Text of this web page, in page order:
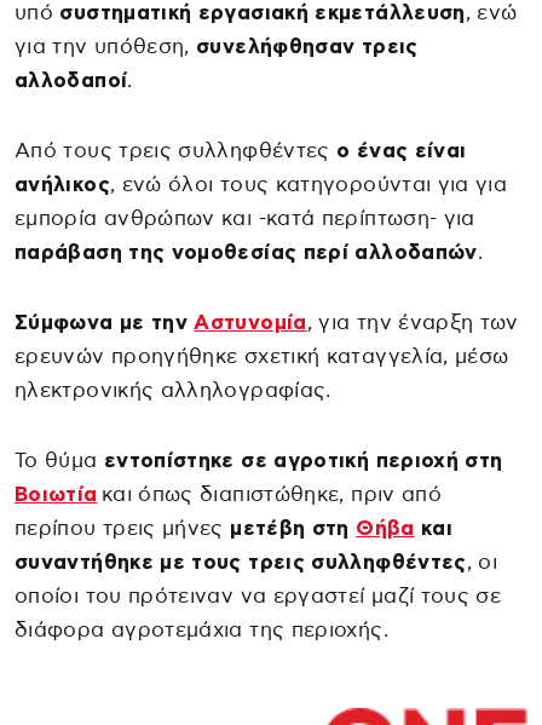
υπό συστηματική εργασιακή εκμετάλλευση, ενώ
για την υπόθεση, συνελήφθησαν τρεις
αλλοδαποί.
Από τους τρεις συλληφθέντες ο ένας είναι
ανήλικος, ενώ όλοι τους κατηγορούνται για για
εμπορία ανθρώπων και -κατά περίπτωση- για
παράβαση της νομοθεσίας περί αλλοδαπών.
Σύμφωνα με τηνΑστυνομία, για την έναρξη των
ερευνών προηγήθηκε σχετική καταγγελία, μέσω
ηλεκτρονικής αλληλογραφίας.
Το θύμα εντοπίστηκε σε αγροτική περιοχή στη
Βοιωτία και όπως διαπιστώθηκε, πριν από
περίπου τρεις μήνες μετέβη στη Θήβα και
συναντήθηκε με τους τρεις συλληφθέντες, οι
οποίοι του πρότειναν να εργαστεί μαζί τους σε
διάφορα αγροτεμάχια της περιοχής.